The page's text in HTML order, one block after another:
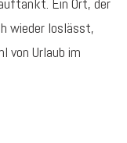
Ein Ort, der
wieder loslässt,
von Urlaub im